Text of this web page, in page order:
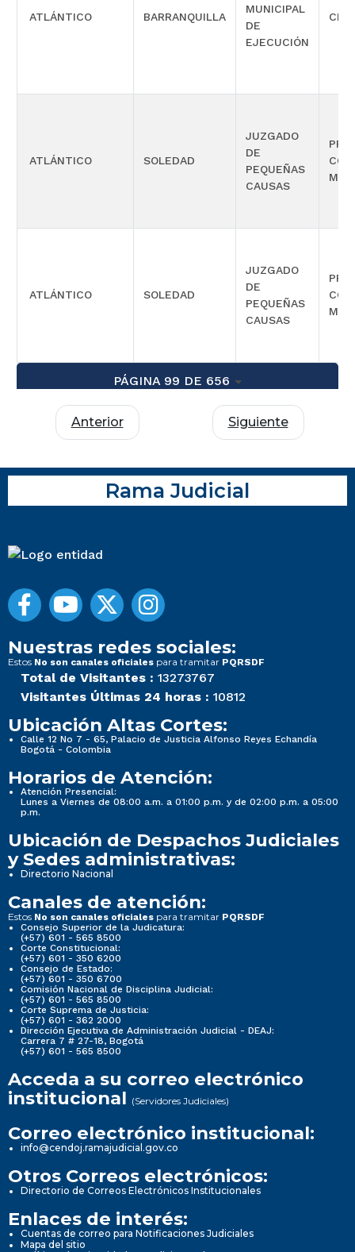
ATLÁNTICO BARRANQUILLA
MUNICIPAL
DE
EJECUCIÓN
ATLÁNTICO SOLEDAD
JUZGADO
DE
PEQUEÑAS
CAUSAS
ATLÁNTICO SOLEDAD
JUZGADO
DE
PEQUEÑAS
CAUSAS
PÁGINA 99 DE 656
Anterior Siguiente
Rama Judicial
Nuestras redes sociales:
Estos No son canales oficiales para tramitar PQRSDF
Total de Visitantes : 13273767
Visitantes Últimas 24 horas : 10812
Ubicación Altas Cortes:
Calle 12 No 7 - 65, Palacio de Justicia Alfonso Reyes Echandía
Bogotá - Colombia
Horarios de Atención:
Atención Presencial:
Lunes a Viernes de 08:00 a.m. a 01:00 p.m. y de 02:00 p.m. a 05:00
p.m.
Ubicación de Despachos Judiciales
y Sedes administrativas:
Directorio Nacional
Canales de atención:
Estos No son canales oficiales para tramitar PQRSDF
Consejo Superior de la Judicatura:
(+57) 601 - 565 8500
Corte Constitucional:
(+57) 601 - 350 6200
Consejo de Estado:
(+57) 601 - 350 6700
Comisión Nacional de Disciplina Judicial:
(+57) 601 - 565 8500
Corte Suprema de Justicia:
(+57) 601 - 362 2000
Dirección Ejecutiva de Administración Judicial - DEAJ:
Carrera 7 # 27-18, Bogotá
(+57) 601 - 565 8500
Acceda a su correo electrónico
institucional (Servidores Judiciales)
Correo electrónico institucional:
info@cendoj.ramajudicial.gov.co
Otros Correos electrónicos:
Directorio de Correos Electrónicos Institucionales
Enlaces de interés:
Cuentas de correo para Notificaciones Judiciales
Mapa del sitio